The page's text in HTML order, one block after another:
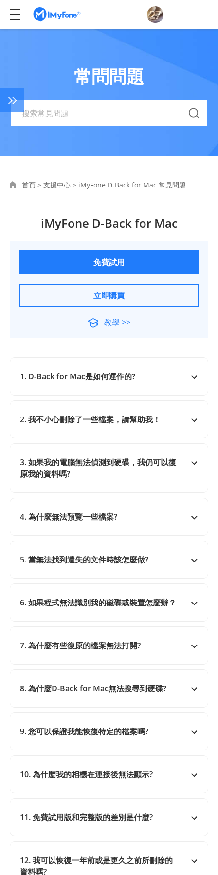
常問問題
首頁 > 支援中心 > iMyFone D-Back for Mac 常見問題
iMyFone D-Back for Mac
免費試用
立即購買
教學 >>
1. D-Back for Mac是如何運作的?
2. 我不小心刪除了一些檔案，請幫助我！
3. 如果我的電腦無法偵測到硬碟，我仍可以復
原我的資料嗎?
4. 為什麼無法預覽一些檔案?
5. 當無法找到遺失的文件時該怎麼做?
6. 如果程式無法識別我的磁碟或裝置怎麼辦？
7. 為什麼有些復原的檔案無法打開?
8. 為什麼D-Back for Mac無法搜尋到硬碟?
9. 您可以保證我能恢復特定的檔案嗎?
10. 為什麼我的相機在連接後無法顯示?
11. 免費試用版和完整版的差別是什麼?
12. 我可以恢復一年前或是更久之前所刪除的
資料嗎?